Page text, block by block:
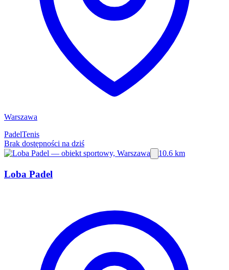
Warszawa
PadelTenis
Brak dostępności na dziś
10.6 km
Loba Padel